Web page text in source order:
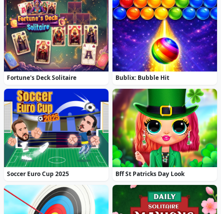
Fortune's Deck Solitaire Bublix: Bubble Hit
Soccer Euro Cup 2025 Bff St Patricks Day Look